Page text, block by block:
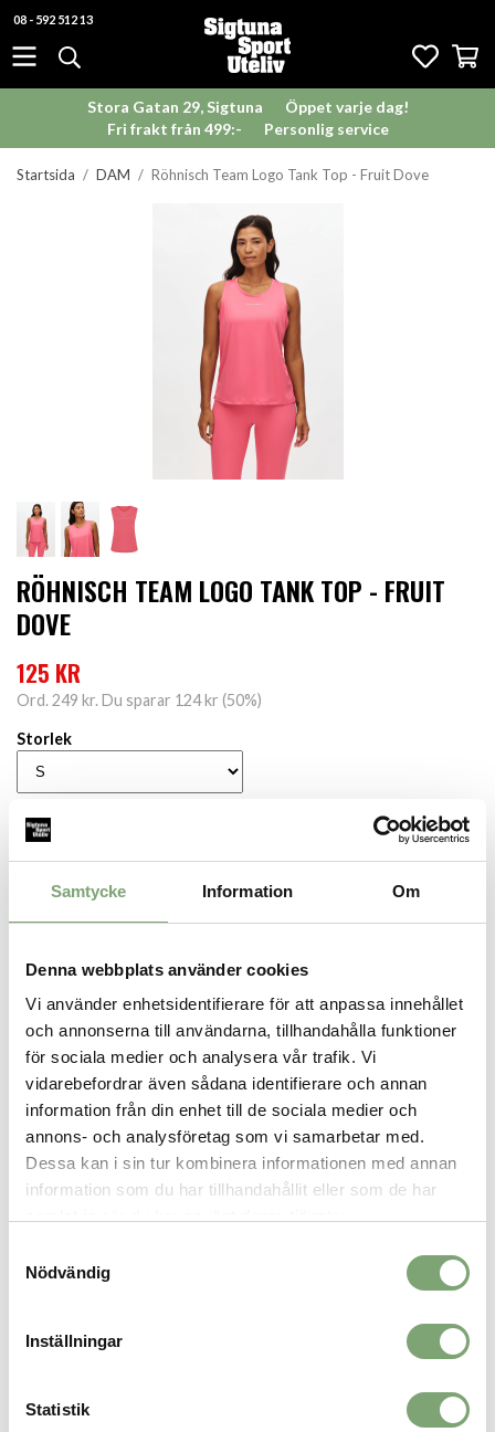
Samtycke Information Om
Denna webbplats använder cookies
Vi använder enhetsidentifierare för att anpassa innehållet
och annonserna till användarna, tillhandahålla funktioner
för sociala medier och analysera vår trafik. Vi
vidarebefordrar även sådana identifierare och annan
information från din enhet till de sociala medier och
annons- och analysföretag som vi samarbetar med.
Dessa kan i sin tur kombinera informationen med annan
information som du har tillhandahållit eller som de har
Nödvändig
Inställningar
Statistik
08 - 592 512 13
Stora Gatan 29, Sigtuna
Öppet varje dag!
Fri frakt från 499:-
Personlig service
Startsida / DAM / Röhnisch Team Logo Tank Top - Fruit Dove
RÖHNISCH TEAM LOGO TANK TOP - FRUIT
DOVE
125 KR
Ord. 249 kr. Du sparar 124 kr (50%)
Storlek
Finns i lager för omgående leverans
Produktbeskrivning:
med din vardag och träning. Det lätta materialet leder bort fukt
silhuetten med logga ger en sportig finish. Bär över sport-bh på
gymmet eller som första lager under en ziptröja. Ett pålitligt
träningslinne du använder om och om igen.
Specifikation:
Andas och leder bort fukt
Logotryck framtill
100 % (återvunnen) polyester
SPARA SOM FAVORIT